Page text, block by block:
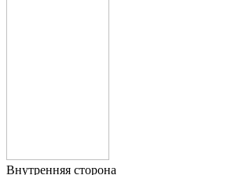
Внутренняя сторона